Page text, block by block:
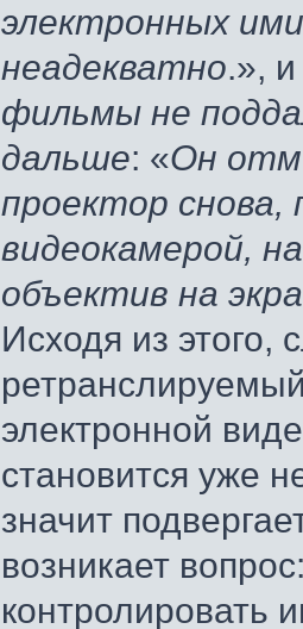
электронных
неадекватно.»,
фильмы не
дальше: «Он
проектор
видеокамерой,
объектив на
Исходя из этого,
электронной
становится уже
значит
возникает
контролировать